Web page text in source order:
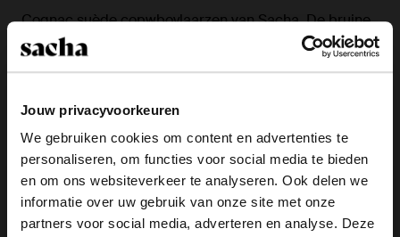
Jouw privacyvoorkeuren
We gebruiken cookies om content en advertenties te
personaliseren, om functies voor social media te bieden
en om ons websiteverkeer te analyseren. Ook delen we
informatie over uw gebruik van onze site met onze
partners voor social media, adverteren en analyse. Deze
Cognac suède copwboylaarzen van Sacha. De bruine
hoge laarzen hebben een puntige neus en een blokhak
van 5 cm hoog. De buitenzijde is gemaakt van suède
een schachthoogte van 40 cm en een brede schacht
Product details
×
View this website in English?
It looks like your language isn't Dutch. Would